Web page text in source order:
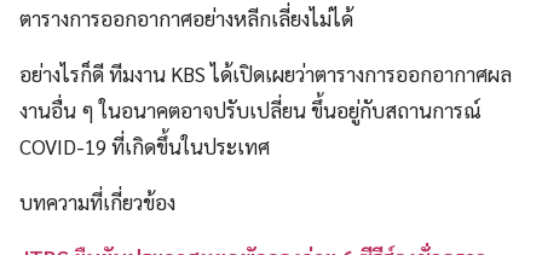
ตารางการออกอากาศอย่างหลีกเลี่ยงไม่ได้
อย่างไรก็ดี ทีมงาน KBS ได้เปิดเผยว่าตารางการออกอากาศผล
งานอื่น ๆ ในอนาคตอาจปรับเปลี่ยน ขึ้นอยู่กับสถานการณ์
COVID-19 ที่เกิดขึ้นในประเทศ
บทความที่เกี่ยวข้อง